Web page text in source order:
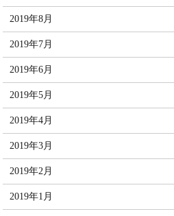
2019年8月
2019年7月
2019年6月
2019年5月
2019年4月
2019年3月
2019年2月
2019年1月